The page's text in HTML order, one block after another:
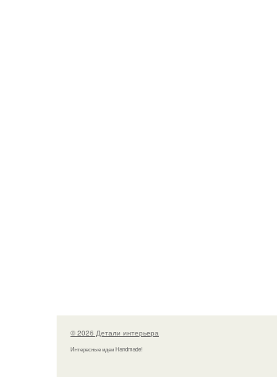
© 2026 Детали интерьера
Интересные идеи Handmade!